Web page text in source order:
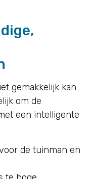
gemakkelijk kan
om de
een intelligente
de tuinman en